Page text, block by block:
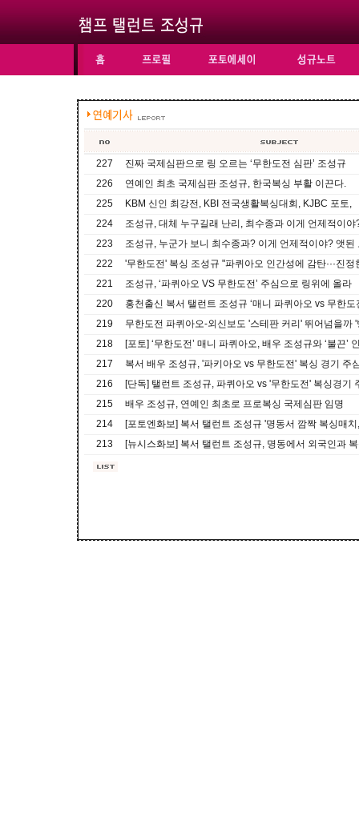
227
진짜 국제심판으로 링 오르는 ‘무한도전 심판’ 조성규
226
연예인 최초 국제심판 조성규, 한국복싱 부활 이끈다.
225
KBM 신인 최강전, KBI 전국생활복싱대회, KJBC 포토,
224
조성규, 대체 누구길래 난리, 최수종과 이게 언제적이야
223
조성규, 누군가 보니 최수종과? 이게 언제적이야? 앳된
222
'무한도전' 복싱 조성규 "파퀴아오 인간성에 감탄···진정
221
조성규, ‘파퀴아오 VS 무한도전’ 주심으로 링위에 올라
220
홍천출신 복서 탤런트 조성규 ‘매니 파퀴아오 vs 무한도
219
무한도전 파퀴아오-외신보도 '스테판 커리' 뛰어넘을까
218
[포토] ‘무한도전’ 매니 파퀴아오, 배우 조성규와 ‘불끈’
217
복서 배우 조성규, '파키아오 vs 무한도전' 복싱 경기 주
216
[단독] 탤런트 조성규, 파퀴아오 vs '무한도전' 복싱경기
215
배우 조성규, 연예인 최초로 프로복싱 국제심판 임명
214
[포토엔화보] 복서 탤런트 조성규 '명동서 깜짝 복싱매
213
[뉴시스화보] 복서 탤런트 조성규, 명동에서 외국인과